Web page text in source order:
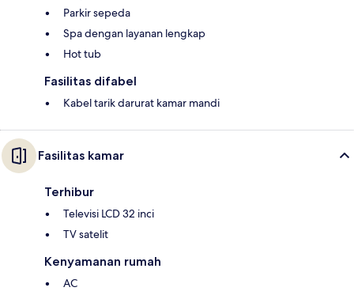
Parkir sepeda
Spa dengan layanan lengkap
Hot tub
Fasilitas difabel
Kabel tarik darurat kamar mandi
Fasilitas kamar
Terhibur
Televisi LCD 32 inci
TV satelit
Kenyamanan rumah
AC